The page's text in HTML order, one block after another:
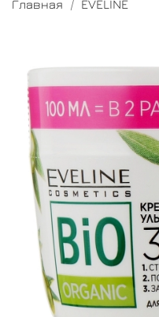
Главная EVELINE